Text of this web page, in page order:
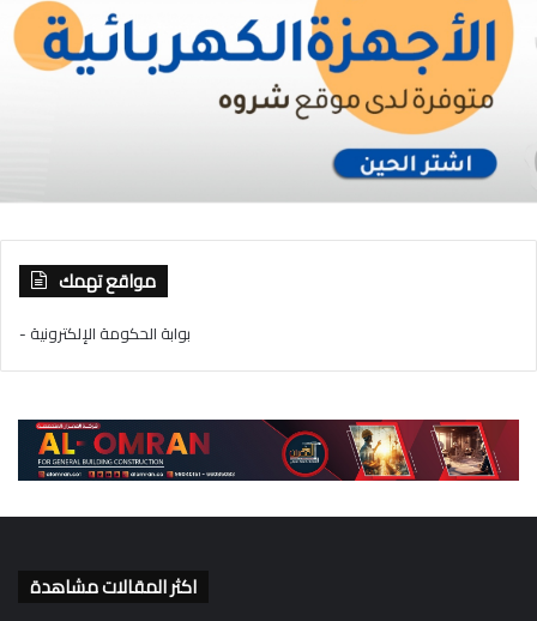
مواقع تهمك
- بوابة الحكومة الإلكترونية
اكثر المقالات مشاهدة